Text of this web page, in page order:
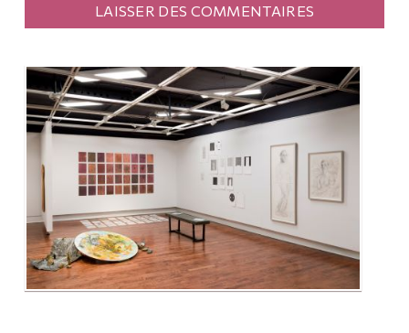
LAISSER DES COMMENTAIRES
Qui vous êtes
Étudiants actuels
Corps enseignant et
personnel administratif
Diplômé·es et visiteur·euses